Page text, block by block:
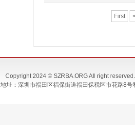
First
Copyright 2024 © SZRBA.ORG All right
地址：深圳市福田区福保街道福田保税区市花路8